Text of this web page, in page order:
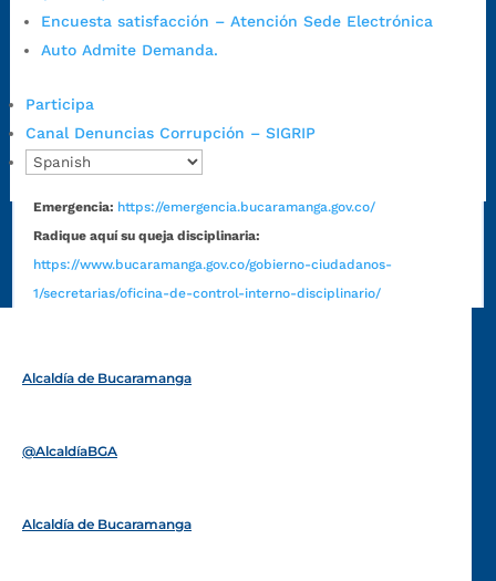
Encuesta satisfacción – Atención Sede Electrónica
Auto Admite Demanda.
Participa
Canal Denuncias Corrupción – SIGRIP
Teléfono Conmutador:
Canal de denuncia para presuntos actos de corrupción:
https://canaldenuncia.bucaramanga.gov.co/
Emergencia: https://emergencia.bucaramanga.gov.co/
Radique aquí su queja disciplinaria:
https://www.bucaramanga.gov.co/gobierno-ciudadanos-
1/secretarias/oficina-de-control-interno-disciplinario/
Alcaldía de Bucaramanga
@AlcaldíaBGA
Alcaldía de Bucaramanga